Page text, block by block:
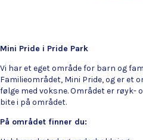
Mini Pride i Pride Park
Vi har et eget område for barn og
Familieområdet, Mini Pride, og er et
følge med voksne. Området er røyk-
bite i på området.
På området finner du: